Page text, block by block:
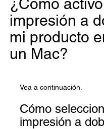
¿Cómo
impresión a
mi producto
un Mac?
Vea a continuación.
Cómo
impresión a